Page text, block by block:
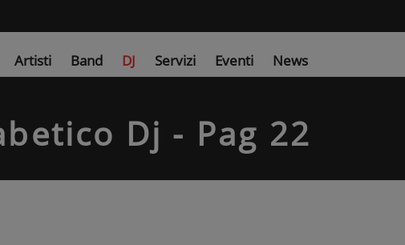
Artisti Band DJ Servizi Eventi News
Dj - Pag 22